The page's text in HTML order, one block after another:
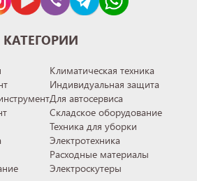
КАТЕГОРИИ
Климатическая техника
Индивидуальная защита
Для автосервиса
Складское оборудование
Техника для уборки
Электротехника
Расходные материалы
Электроскутеры